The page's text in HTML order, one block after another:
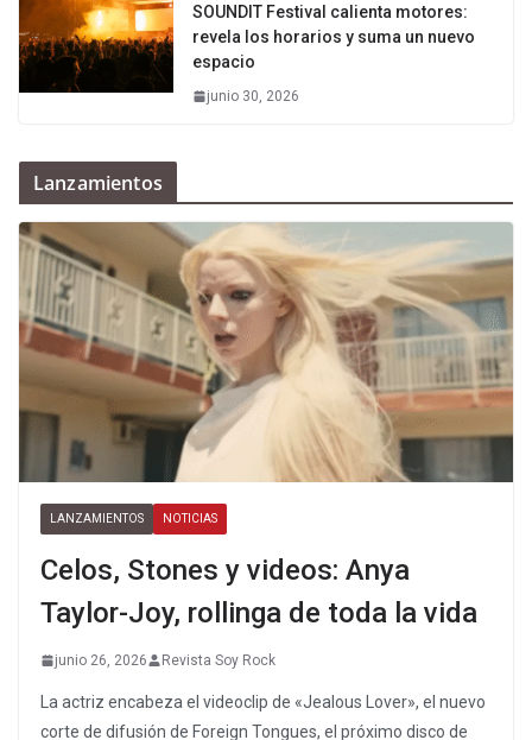
SOUNDIT Festival calienta motores:
revela los horarios y suma un nuevo
espacio
junio 30, 2026
Lanzamientos
LANZAMIENTOS NOTICIAS
Celos, Stones y videos: Anya
Taylor-Joy, rollinga de toda la vida
junio 26, 2026 Revista Soy Rock
La actriz encabeza el videoclip de «Jealous Lover», el nuevo
corte de difusión de Foreign Tongues, el próximo disco de